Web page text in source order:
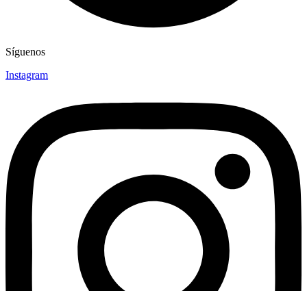
Síguenos
Instagram